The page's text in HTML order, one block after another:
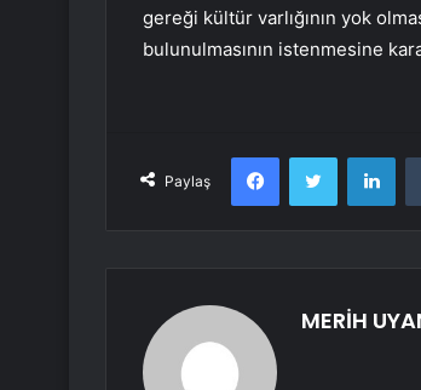
gereği kültür varlığının yok
bulunulmasının istenmesine
Paylaş
FacebookTwitter
MERİH